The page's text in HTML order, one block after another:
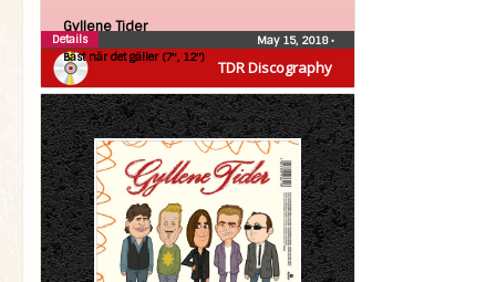
TDR Discography
Gyllene Tider
Bäst när det gäller (7″, 12″)
May 15, 2018•
Details